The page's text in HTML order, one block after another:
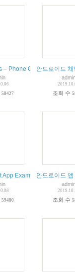
– Phone Calls and SMS
58427
안드로이드
조회 수
App Example Using
59480
안드로이드
조회 수